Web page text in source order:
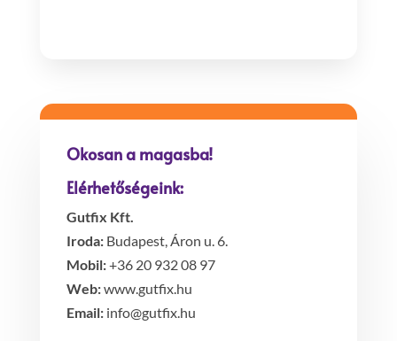
Okosan a magasba!
Elérhetőségeink:
Gutfix Kft.
Iroda:Budapest, Áron u. 6.
Mobil:+36 20 932 08 97
Web:www.gutfix.hu
Email: info@gutfix.hu